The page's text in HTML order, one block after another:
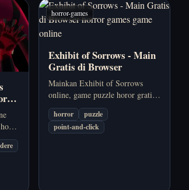
horror-games
Exhibit of Sorrows - Main
Gratis di Browser
Mainkan Exhibit of Sorrows
online, game puzzle horor gratis
berlatar pameran sirkus yang
ganjil. Pecahkan teka-teki
menyeramkan dan ungkap
horror
puzzle
point-and-click